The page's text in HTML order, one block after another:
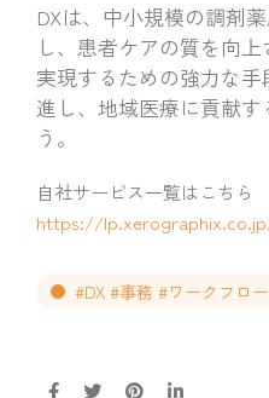
DXは、中小規模の調剤
し、患者ケアの質を向
実現するための強力な
進し、地域医療に貢献す
う。
自社サービス一覧はこちら
https://
#DX #事務 #ワークフロー